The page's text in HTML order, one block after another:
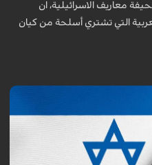
معاريف الاسرائيلية، ان
التي تشتري أسلحة من كيان